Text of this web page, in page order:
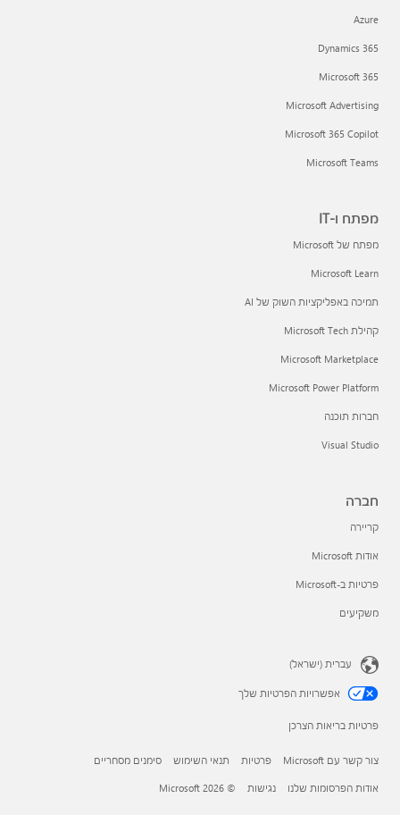
Azure
Dynamics 365
Microsoft 365
Microsoft Advertising
Microsoft 365 Copilot
Microsoft Teams
מפתח ו-IT
מפתח של Microsoft
Microsoft Learn
תמיכה באפליקציות השוק של AI
קהילת Microsoft Tech
Microsoft Marketplace
Microsoft Power Platform
חברות תוכנה
Visual Studio
חברה
קריירה
אודות Microsoft
פרטיות ב-Microsoft
משקיעים
עברית (ישראל)
אפשרויות הפרטיות שלך
פרטיות בריאות הצרכן
צור קשר עם Microsoft פרטיות תנאי השימוש סימנים מסחריים
אודות הפרסומות שלנו נגישות © Microsoft 2026